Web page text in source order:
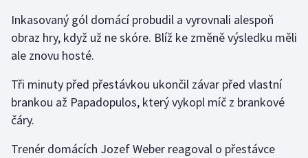
Sportovní střelba
Stolní tenis
Triatlon
Veslování
Inkasovaný gól domácí probudil a vyrovnali alespoň
obraz hry, když už ne skóre. Blíž ke změně výsledku měli
ale znovu hosté.
Tři minuty před přestávkou ukončil závar před vlastní
brankou až Papadopulos, který vykopl míč z brankové
čáry.
Trenér domácích Jozef Weber reagoval o přestávce